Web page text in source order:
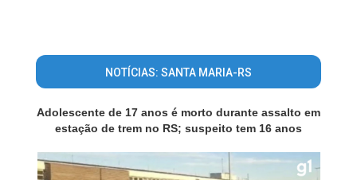
NOTÍCIAS: SANTA MARIA-RS
Adolescente de 17 anos é morto durante assalto em
estação de trem no RS; suspeito tem 16 anos